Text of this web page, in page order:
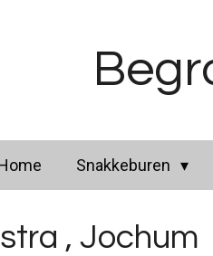
Snakkeburen
, Jochum